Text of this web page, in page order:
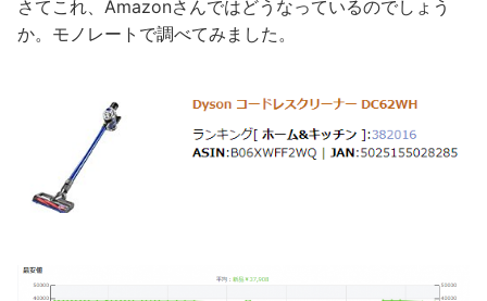
さてこれ、Amazonさんではどうなっているのでしょう
か。モノレートで調べてみました。